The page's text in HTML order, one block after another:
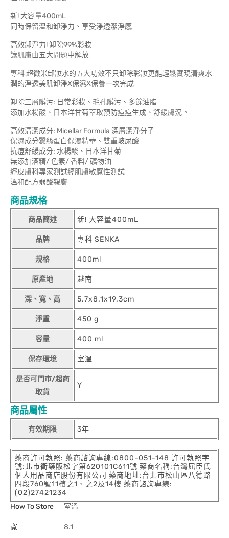
新! 大容量400mL
同時保留溫和卸淨力、享受淨透潔淨感
高效卸淨力! 卸除99%彩妝
讓肌膚由五大問題中解放
專科 超微米卸妝水的五大功效不只卸除彩妝更能輕鬆實現清爽水
潤的淨透美肌卸淨X保濕X保養一次完成
卸除三層髒污: 日常彩妝、毛孔髒污、多餘油脂
添加水楊酸、日本洋甘菊萃取預防痘痘生成、舒緩膚況。
高效清潔成分: Micellar Formula 深層潔淨分子
保濕成分蠶絲蛋白保濕精華、雙重玻尿酸
抗痘舒緩成分: 水楊酸、日本洋甘菊
無添加酒精/ 色素/ 香料/ 礦物油
經皮膚科專家測試經肌膚敏感性測試
溫和配方弱酸親膚
商品規格
商品簡述 新! 大容量400mL
品牌 專科 SENKA
規格 400ml
原產地 越南
深、寬、高 5.7x8.1x19.3cm
淨重 450 g
容量 400 ml
保存環境 室溫
是否可門市/超商
取貨
Y
商品屬性
有效期限 3年
藥商許可執照: 藥商諮詢專線:0800-051-148 許可執照字
號:北市衛藥販松字第620101C611號 藥商名稱:台灣屈臣氏
個人用品商店股份有限公司 藥商地址:台北市松山區八德路
四段760號11樓之1、之2及14樓 藥商諮詢專線:
(02)27421234
How To Store
室溫
寬 8.1